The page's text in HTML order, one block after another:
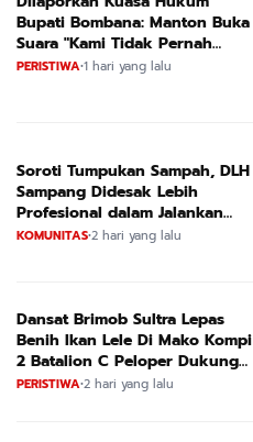
Bupati Bombana: Manton Buka
Suara "Kami Tidak Pernah
Menutup Ruang Hak Jawab"
PERISTIWA•1 hari yang lalu
Soroti Tumpukan Sampah, DLH
Sampang Didesak Lebih
Profesional dalam Jalankan
Tugas
KOMUNITAS•2 hari yang lalu
Dansat Brimob Sultra Lepas
Benih Ikan Lele Di Mako Kompi
2 Batalion C Peloper Dukung
ketahanan Pangan Nasional
PERISTIWA•2 hari yang lalu